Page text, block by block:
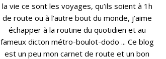
la vie ce sont les voyages, qu’ils soient à 1h
de route ou à l’autre bout du monde, j’aime
échapper à la routine du quotidien et au
fameux dicton métro-boulot-dodo ... Ce blog
est un peu mon carnet de route et un bon